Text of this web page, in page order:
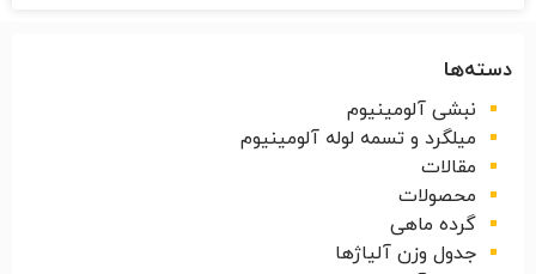
دسته‌ها
نبشی آلومینیوم
میلگرد و تسمه لوله آلومینیوم
مقالات
محصولات
گرده ماهی
جدول وزن آلیاژها